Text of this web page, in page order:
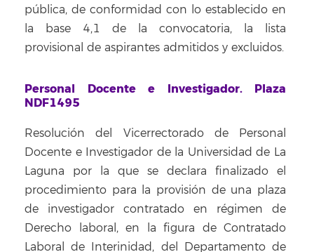
pública, de conformidad con lo establecido en
la base 4,1 de la convocatoria, la lista
provisional de aspirantes admitidos y excluidos.
Personal Docente e Investigador. Plaza
NDF1495
Resolución del Vicerrectorado de Personal
Docente e Investigador de la Universidad de La
Laguna por la que se declara finalizado el
procedimiento para la provisión de una plaza
de investigador contratado en régimen de
Derecho laboral, en la figura de Contratado
Laboral de Interinidad, del Departamento de